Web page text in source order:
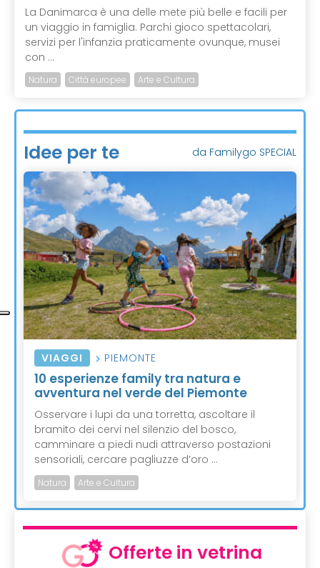
La Danimarca è una delle mete più belle e facili per
un viaggio in famiglia. Parchi gioco spettacolari,
servizi per l'infanzia praticamente ovunque, musei
con ...
Natura Città europee Arte e Cultura
Idee per te da Familygo SPECIAL
VIAGGI PIEMONTE
10 esperienze family tra natura e
avventura nel verde del Piemonte
Osservare i lupi da una torretta, ascoltare il
bramito dei cervi nel silenzio del bosco,
camminare a piedi nudi attraverso postazioni
sensoriali, cercare pagliuzze d’oro ...
Natura Arte e Cultura
Offerte in vetrina